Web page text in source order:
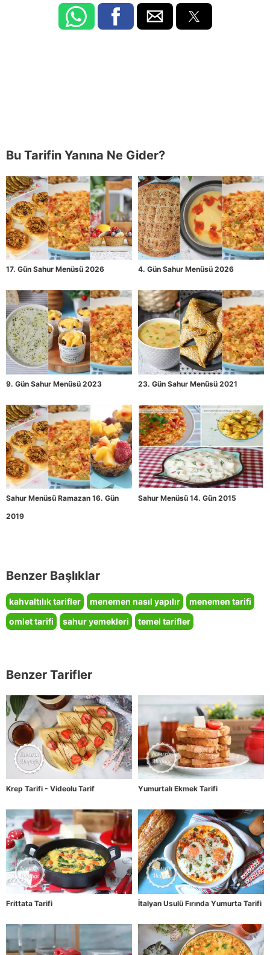
Bu Tarifin Yanına Ne Gider?
17. Gün Sahur Menüsü 2026 4. Gün Sahur Menüsü 2026
9. Gün Sahur Menüsü 2023 23. Gün Sahur Menüsü 2021
Sahur Menüsü Ramazan 16. Gün
2019
Sahur Menüsü 14. Gün 2015
Benzer Başlıklar
kahvaltılık tarifler menemen nasıl yapılır
menemen tarifi
omlet tarifi
sahur yemekleri temel tarifler
Benzer Tarifler
Krep Tarifi - Videolu Tarif Yumurtalı Ekmek Tarifi
Frittata Tarifi İtalyan Usulü Fırında Yumurta Tarifi